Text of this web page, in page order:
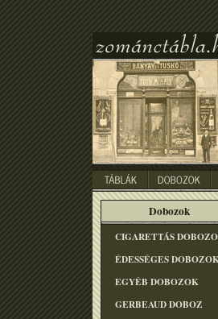
Dobozok
CIGARETTÁS
ÉDESSÉGES
EGYÉB DOBOZOK
GERBEAUD DOBOZ